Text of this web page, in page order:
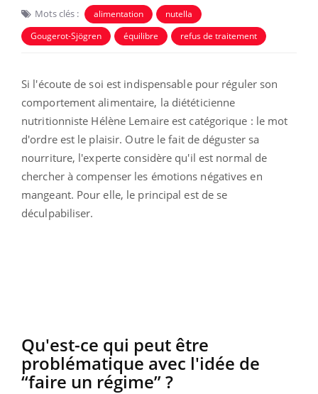
Mots clés : alimentation
nutella
Gougerot-Sjögren
équilibre refus de traitement
Si l'écoute de soi est indispensable pour réguler son
comportement alimentaire, la diététicienne
nutritionniste Hélène Lemaire est catégorique : le mot
d'ordre est le plaisir. Outre le fait de déguster sa
nourriture, l'experte considère qu'il est normal de
chercher à compenser les émotions négatives en
mangeant. Pour elle, le principal est de se
déculpabiliser.
Qu'est-ce qui peut être
problématique avec l'idée de
“faire un régime” ?